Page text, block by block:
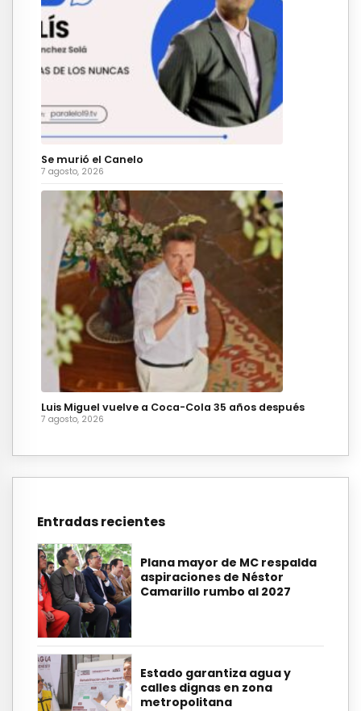
Se murió el Canelo
7 agosto, 2026
Luis Miguel vuelve a Coca-Cola 35 años después
7 agosto, 2026
Entradas recientes
Plana mayor de MC respalda
aspiraciones de Néstor
Camarillo rumbo al 2027
Estado garantiza agua y
calles dignas en zona
metropolitana